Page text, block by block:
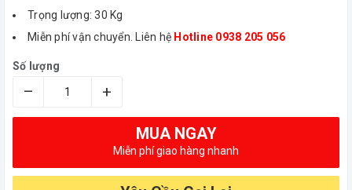
Trọng lượng: 30 Kg
Miễn phí vận chuyển. Liên hệ Hotline 0938 205 056
Số lượng
– +
MUA NGAY
Miễn phí giao hàng nhanh